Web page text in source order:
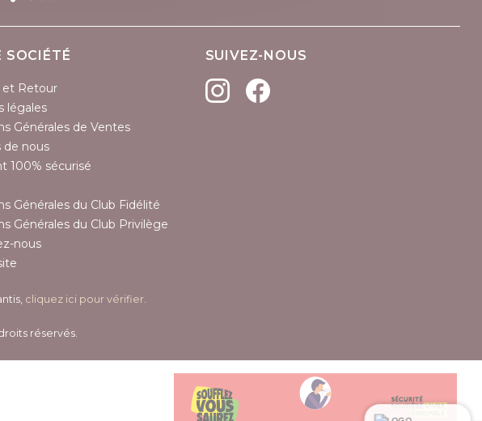
SOCIÉTÉ
et Retour
légales
Générales de Ventes
de nous
100% sécurisé
Générales du Club Fidélité
Générales du Club Privilège
nous
SUIVEZ-NOUS
cliquez ici pour vérifier
réservés.